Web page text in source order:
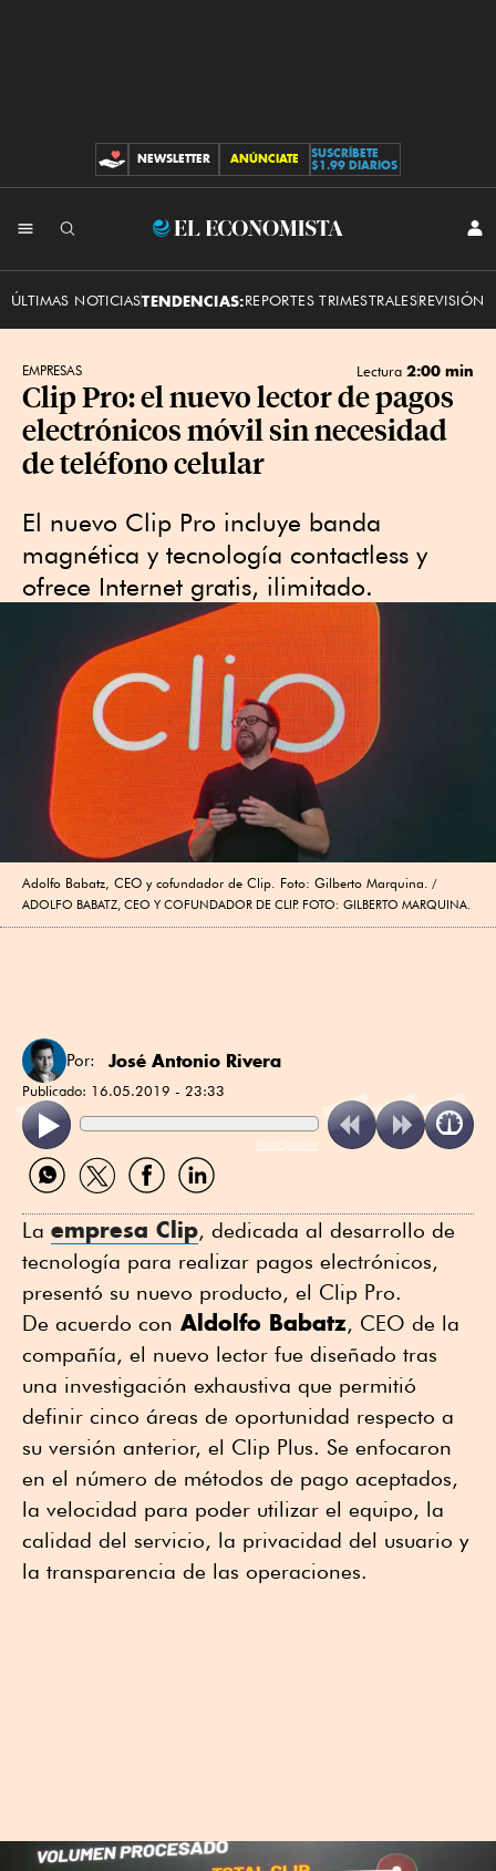
CONTRIBUCIONES
NEWSLETTER ANÚNCIATE
SUSCRÍBETE
$1.99 DIARIOS
El
ÚLTIMAS NOTICIASTENDENCIAS:REPORTES TRIMESTRALESREVISIÓN
EMPRESAS Lectura 2:00 min
Clip Pro: el nuevo lector de pagos
electrónicos móvil sin necesidad
de teléfono celular
El nuevo Clip Pro incluye banda
magnética y tecnología contactless y
ofrece Internet gratis, ilimitado.
Adolfo Babatz, CEO y cofundador de Clip. Foto: Gilberto Marquina.
ADOLFO BABATZ, CEO Y COFUNDADOR DE CLIP. FOTO: GILBERTO MARQUINA.
Por: José Antonio Rivera
Publicado: 16.05.2019 - 23:33
ReadSpeaker
Compartir
por
Compartir
por
Compartir
por
Compartir
por
La empresa Clip, dedicada al desarrollo de
tecnología para realizar pagos electrónicos,
presentó su nuevo producto, el Clip Pro.
De acuerdo con Aldolfo Babatz, CEO de la
compañía, el nuevo lector fue diseñado tras
una investigación exhaustiva que permitió
definir cinco áreas de oportunidad respecto a
su versión anterior, el Clip Plus. Se enfocaron
en el número de métodos de pago aceptados,
la velocidad para poder utilizar el equipo, la
calidad del servicio, la privacidad del usuario y
la transparencia de las operaciones.